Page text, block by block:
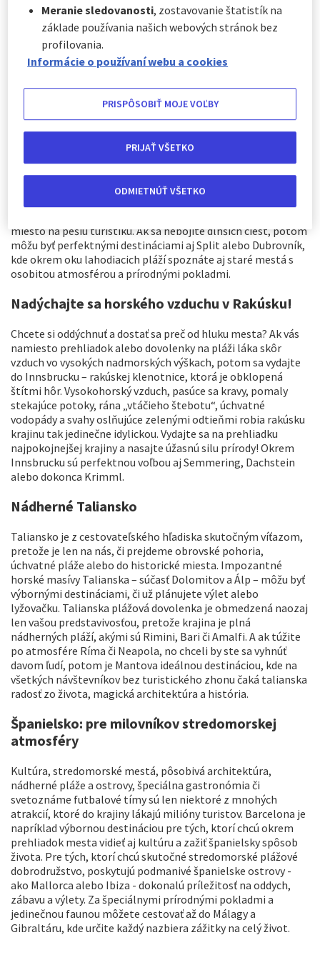
Ak by sme išli na poznávací zájazd, tak Krakov je skvelá voľba
pre milovníkov pamiatok. Po ceste by ste sa určite mali
odviezť do Zakopaného, ​​kde malé uličky s jedinečnou
atmosférou, slávne čokoládovne a alpská krajina vytvárajú
intímnu atmosféru počas celého výletu. A pred Vianocami ste
mohli zaskočiť aj na kvalitný vianočný trh, ktorý sa pred
sviatkami určite neoplatí vynechať!
Ak je to Chorvátsko, tak...
Chorvátsko, ktoré je na dosah ruky, má tisíce nádherných
miest pre tých, ktorí tam cestujú. Niet divu, že si z neho každé
leto robí destináciu toľko turistov. Pre milovníkov prírody sa
miesto na pešiu turistiku. Ak sa nebojíte dlhších ciest, potom
môžu byť perfektnými destináciami aj Split alebo Dubrovník,
kde okrem oku lahodiacich pláží spoznáte aj staré mestá s
osobitou atmosférou a prírodnými pokladmi.
Nadýchajte sa horského vzduchu v Rakúsku!
Chcete si oddýchnuť a dostať sa preč od hluku mesta? Ak vás
namiesto prehliadok alebo dovolenky na pláži láka skôr
vzduch vo vysokých nadmorských výškach, potom sa vydajte
do Innsbrucku – rakúskej klenotnice, ktorá je obklopená
štítmi hôr. Vysokohorský vzduch, pasúce sa kravy, pomaly
stekajúce potoky, rána „vtáčieho štebotu“, úchvatné
vodopády a svahy oslňujúce zelenými odtieňmi robia rakúsku
krajinu tak jedinečne idylickou. Vydajte sa na prehliadku
najpokojnejšej krajiny a nasajte úžasnú silu prírody! Okrem
Innsbrucku sú perfektnou voľbou aj Semmering, Dachstein
alebo dokonca Krimml.
Nádherné Taliansko
Taliansko je z cestovateľského hľadiska skutočným víťazom,
pretože je len na nás, či prejdeme obrovské pohoria,
úchvatné pláže alebo do historické miesta. Impozantné
horské masívy Talianska – súčasť Dolomitov a Álp – môžu byť
výbornými destináciami, či už plánujete výlet alebo
lyžovačku. Talianska plážová dovolenka je obmedzená naozaj
len vašou predstavivosťou, pretože krajina je plná
nádherných pláží, akými sú Rimini, Bari či Amalfi. A ak túžite
po atmosfére Ríma či Neapola, no chceli by ste sa vyhnúť
davom ľudí, potom je Mantova ideálnou destináciou, kde na
všetkých návštevníkov bez turistického zhonu čaká talianska
radosť zo života, magická architektúra a história.
Španielsko: pre milovníkov stredomorskej
atmosféry
Kultúra, stredomorské mestá, pôsobivá architektúra,
nádherné pláže a ostrovy, špeciálna gastronómia či
svetoznáme futbalové tímy sú len niektoré z mnohých
atrakcií, ktoré do krajiny lákajú milióny turistov. Barcelona je
napríklad výbornou destináciou pre tých, ktorí chcú okrem
prehliadok mesta vidieť aj kultúru a zažiť španielsky spôsob
života. Pre tých, ktorí chcú skutočné stredomorské plážové
dobrodružstvo, poskytujú podmanivé španielske ostrovy -
ako Mallorca alebo Ibiza - dokonalú príležitosť na oddych,
zábavu a výlety. Za špeciálnymi prírodnými pokladmi a
jedinečnou faunou môžete cestovať až do Málagy a
Gibraltáru, kde určite každý nazbiera zážitky na celý život.
Meranie sledovanosti, zostavovanie štatistík na
základe používania našich webových stránok bez
profilovania.
Informácie o používaní webu a cookies
PRISPÔSOBIŤ MOJE VOĽBY
ODMIETNÚŤ VŠETKO
PRIJAŤ VŠETKO